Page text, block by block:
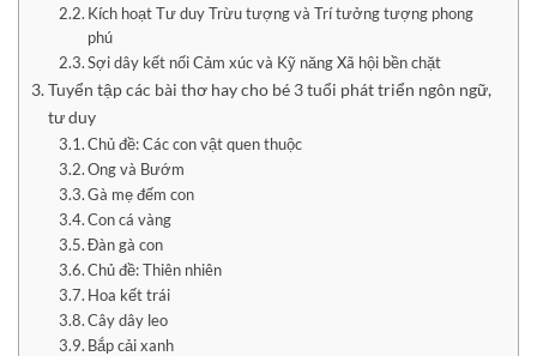
Kích hoạt Tư duy Trừu tượng và Trí tưởng tượng phong
phú
Sợi dây kết nối Cảm xúc và Kỹ năng Xã hội bền chặt
Tuyển tập các bài thơ hay cho bé 3 tuổi phát triển ngôn ngữ,
tư duy
Chủ đề: Các con vật quen thuộc
Ong và Bướm
Gà mẹ đếm con
Con cá vàng
Đàn gà con
Chủ đề: Thiên nhiên
Hoa kết trái
Cây dây leo
Bắp cải xanh